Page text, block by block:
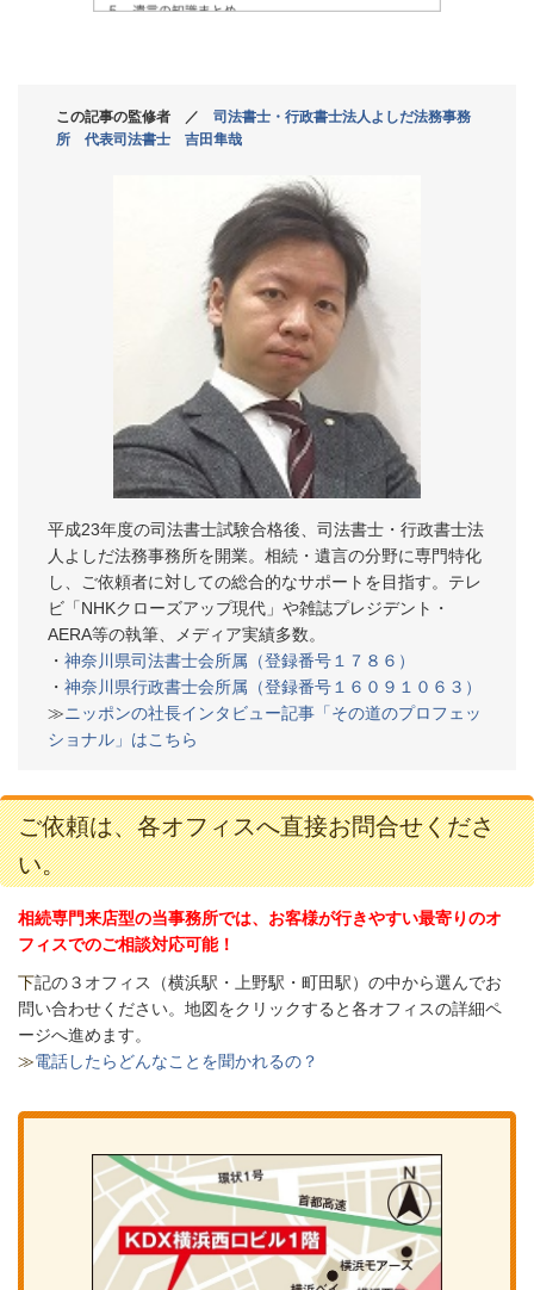
この記事の監修者 ／ 司法書士・行政書士法人よしだ法務事務
所 代表司法書士 吉田隼哉
平成23年度の司法書士試験合格後、司法書士・行政書士法
人よしだ法務事務所を開業。相続・遺言の分野に専門特化
し、ご依頼者に対しての総合的なサポートを目指す。テレ
ビ「NHKクローズアップ現代」や雑誌プレジデント・
AERA等の執筆、メディア実績多数。
・ 神奈川県司法書士会所属（登録番号１７８６）
・ 神奈川県行政書士会所属（登録番号１６０９１０６３）
≫ニッポンの社長インタビュー記事「その道のプロフェッ
ショナル」はこちら
ご依頼は、各オフィスへ直接お問合せくださ
い。
相続専門来店型の当事務所では、お客様が行きやすい最寄りのオ
フィスでのご相談対応可能！
下記の３オフィス（横浜駅・上野駅・町田駅）の中から選んでお
問い合わせください。 地図をクリックすると各オフィスの詳細ペ
ージへ進めます。
≫電話したらどんなことを聞かれるの？